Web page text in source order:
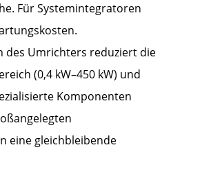
Für Systemintegratoren
des Umrichters reduziert die
(0,4 kW–450 kW) und
Komponenten
eine gleichbleibende